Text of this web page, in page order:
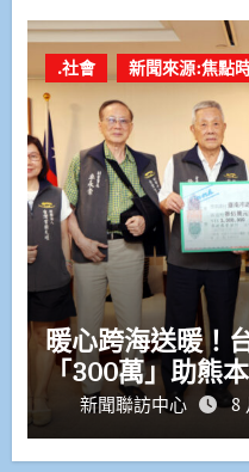
.社會 新聞來源:焦點
暖心跨海送暖！
「300萬」助熊
新聞聯訪中心 8